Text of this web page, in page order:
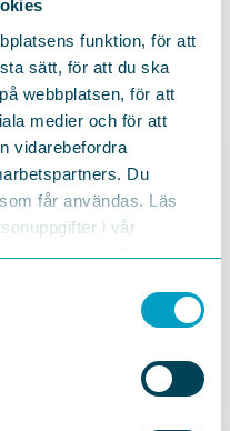
funktion, för att
sätt, för att du ska
webbplatsen, för att
medier och för att
vidarebefordra
Du
får användas. Läs
i vår
tco/gdpr-information